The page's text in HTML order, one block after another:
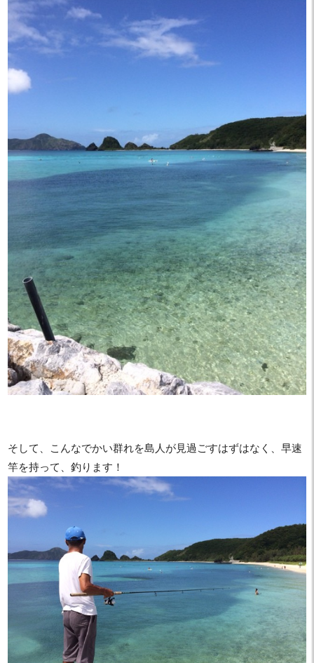
そして、こんなでかい群れを島人が見過ごすはずはなく、早速
竿を持って、釣ります！